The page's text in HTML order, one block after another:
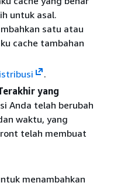
untuk asal.
satu atau
cache tambahan
.
yang
Anda telah berubah
waktu, yang
telah membuat
menambahkan